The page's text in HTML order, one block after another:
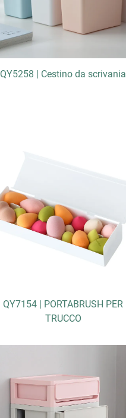
QY5258 | Cestino da scrivania
QY7154 | PORTABRUSH PER
TRUCCO